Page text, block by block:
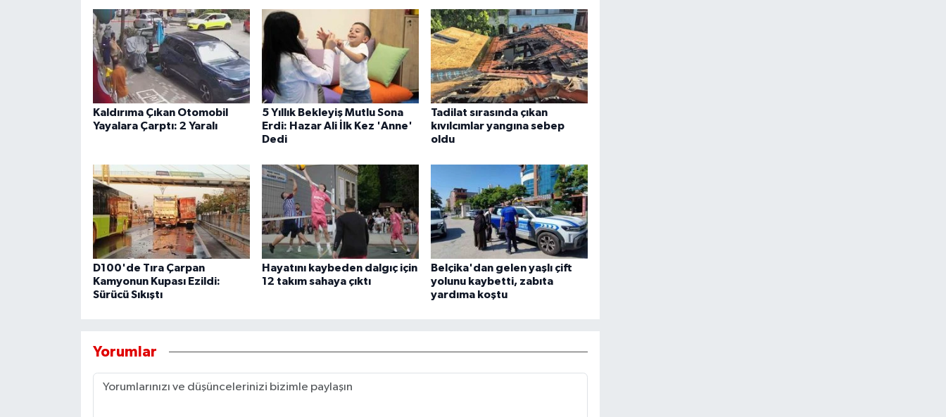
Kaldırıma Çıkan Otomobil
Yayalara Çarptı: 2 Yaralı
5 Yıllık Bekleyiş Mutlu Sona
Erdi: Hazar Ali İlk Kez 'Anne'
Dedi
Tadilat sırasında çıkan
kıvılcımlar yangına sebep
oldu
D100'de Tıra Çarpan
Kamyonun Kupası Ezildi:
Sürücü Sıkıştı
Hayatını kaybeden dalgıç için
12 takım sahaya çıktı
Belçika'dan gelen yaşlı çift
yolunu kaybetti, zabıta
yardıma koştu
Yorumlar